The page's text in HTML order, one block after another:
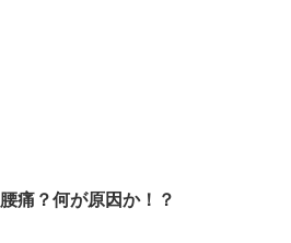
腰痛？何が原因か！？